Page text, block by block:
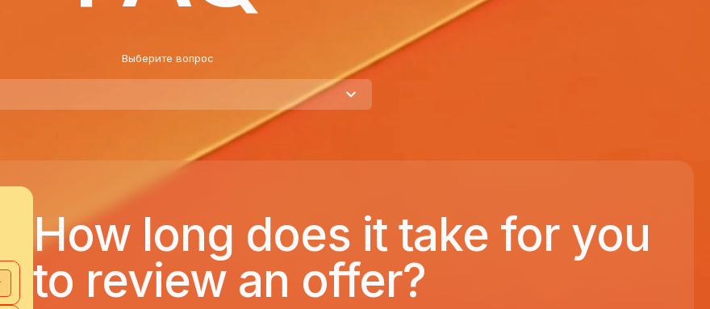
Выберите вопрос
How long does it take for you
to review an offer?